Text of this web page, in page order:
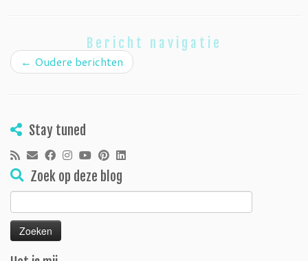
Bericht navigatie
← Oudere berichten
Stay tuned
Zoek op deze blog
Zoeken
naar: